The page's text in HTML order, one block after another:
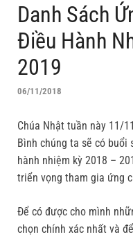
Danh Sách
Điều Hành
2019
06/11/2018
Chúa Nhật tuần này 11/
Bình chúng ta sẽ có buổi
hành nhiệm kỳ 2018 –
triển vọng tham gia ứng
Để có được cho mình
chọn chính xác nhất và